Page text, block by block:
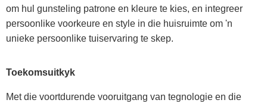
om hul gunsteling patrone en kleure te kies, en integreer
persoonlike voorkeure en style in die huisruimte om 'n
unieke persoonlike tuiservaring te skep.
Toekomsuitkyk
Met die voortdurende vooruitgang van tegnologie en die